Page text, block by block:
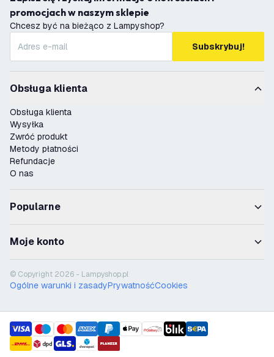
promocjach w naszym sklepie
Chcesz być na bieżąco z Lampyshop?
Subskrybuj!
Obsługa klienta
Obsługa klienta
Wysyłka
Zwróć produkt
Metody płatności
Refundacje
O nas
Popularne
Moje konto
© Copyright 2026 - Lampyshop.pl
Ogólne warunki i zasadyPrywatnośćCookies
payment methods
shipment methods